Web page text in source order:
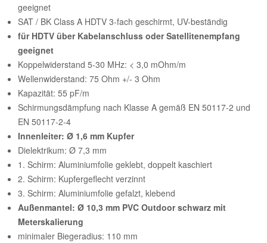
geeignet
SAT / BK Class A HDTV 3-fach geschirmt, UV-beständig
für HDTV über Kabelanschluss oder Satellitenempfang
geeignet
Koppelwiderstand 5-30 MHz: < 3,0 mOhm/m
Wellenwiderstand: 75 Ohm +/- 3 Ohm
Kapazität: 55 pF/m
Schirmungsdämpfung nach Klasse A gemäß EN 50117-2 und
EN 50117-2-4
Innenleiter: Ø 1,6 mm Kupfer
Dielektrikum: Ø 7,3 mm
1. Schirm: Aluminiumfolie geklebt, doppelt kaschiert
2. Schirm: Kupfergeflecht verzinnt
3. Schirm: Aluminiumfolie gefalzt, klebend
Außenmantel: Ø 10,3 mm PVC Outdoor schwarz mit
Meterskalierung
minimaler Biegeradius: 110 mm